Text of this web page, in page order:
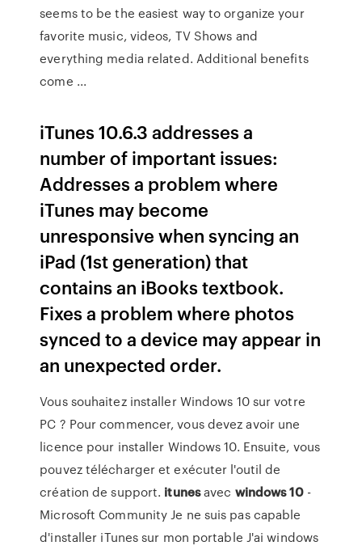
seems to be the easiest way to organize your
favorite music, videos, TV Shows and
everything media related. Additional benefits
come ...
iTunes 10.6.3 addresses a
number of important issues:
Addresses a problem where
iTunes may become
unresponsive when syncing an
iPad (1st generation) that
contains an iBooks textbook.
Fixes a problem where photos
synced to a device may appear in
an unexpected order.
Vous souhaitez installer Windows 10 sur votre
PC ? Pour commencer, vous devez avoir une
licence pour installer Windows 10. Ensuite, vous
pouvez télécharger et exécuter l'outil de
création de support. itunesavec windows10-
Microsoft Community Je ne suis pas capable
d'installer iTunes sur mon portable J'ai windows